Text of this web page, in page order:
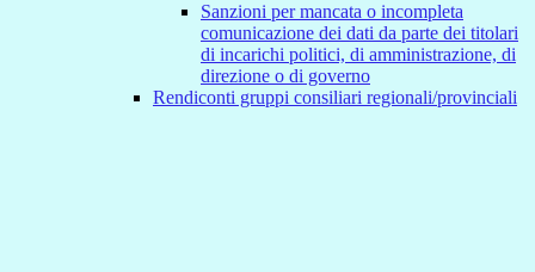
Sanzioni per mancata o incompleta
comunicazione dei dati da parte dei titolari
di incarichi politici, di amministrazione, di
direzione o di governo
Rendiconti gruppi consiliari regionali/provinciali